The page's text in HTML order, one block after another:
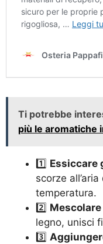
Ti potrebbe
più le aromatiche
1️⃣ Essiccare
scorze
temperatura.
2️⃣
legno, unisci
3️⃣